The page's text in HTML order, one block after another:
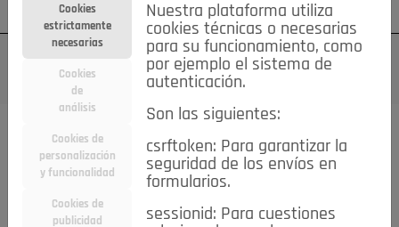
Su cuenta Regístrese ¿Olvidó su contraseña?
Todas las secciones..
#MemoriaHistorica Actualidad Asociaciones
Bares,
Consejos IN
Crónicas de una Rubia
Cultura
Cookies
estrictamente
necesarias
Cookies
de
análisis
Cookies de
personalización
y funcionalidad
Cookies de
publicidad
Nuestra plataforma utiliza
cookies técnicas o necesarias
para su funcionamiento, como
por ejemplo el sistema de
autenticación.
Son las siguientes:
csrftoken: Para garantizar la
seguridad de los envíos en
formularios.
sessionid: Para cuestiones